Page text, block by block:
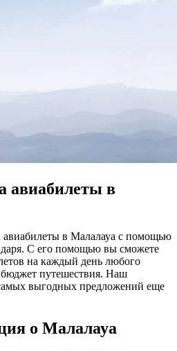
авиабилеты в
в Малалауа с помощью
С его помощью вы сможете
на каждый день любого
путешествия. Наш
выгодных предложений еще
о Малалауа